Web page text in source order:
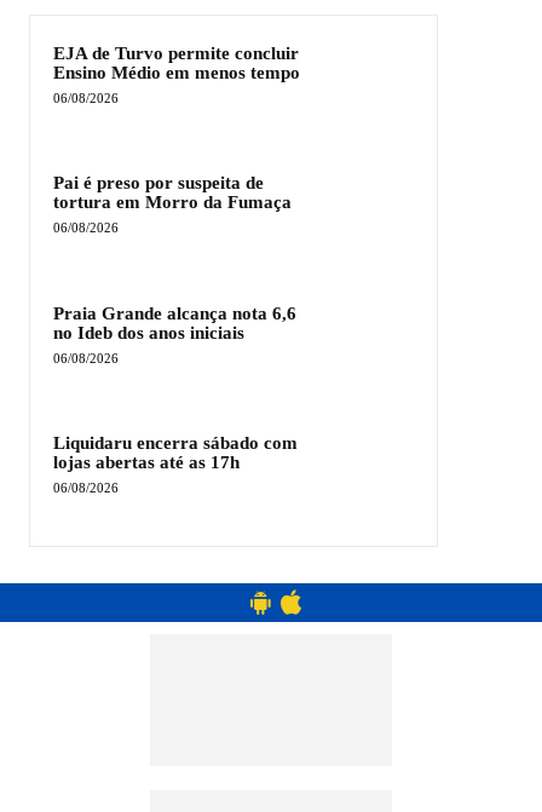
EJA de Turvo permite concluir
Ensino Médio em menos tempo
06/08/2026
Pai é preso por suspeita de
tortura em Morro da Fumaça
06/08/2026
Praia Grande alcança nota 6,6
no Ideb dos anos iniciais
06/08/2026
Liquidaru encerra sábado com
lojas abertas até as 17h
06/08/2026